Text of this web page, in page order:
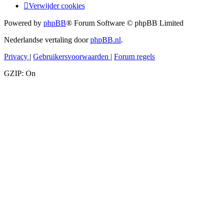
Verwijder cookies
Powered by phpBB® Forum Software © phpBB Limited
Nederlandse vertaling doorphpBB.nl.
Privacy | Gebruikersvoorwaarden | Forum regels
GZIP: On